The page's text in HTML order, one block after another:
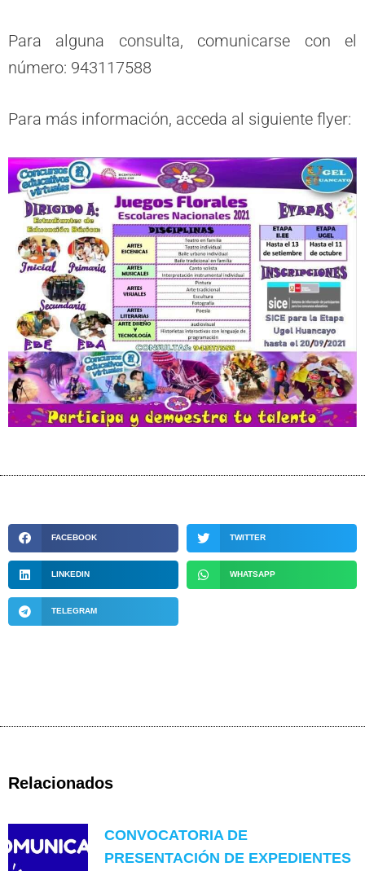
Para alguna consulta, comunicarse con el
número: 943117588
Para más información, acceda al siguiente flyer:
FACEBOOK TWITTER
LINKEDIN WHATSAPP
TELEGRAM
Relacionados
CONVOCATORIA DE
PRESENTACIÓN DE EXPEDIENTES